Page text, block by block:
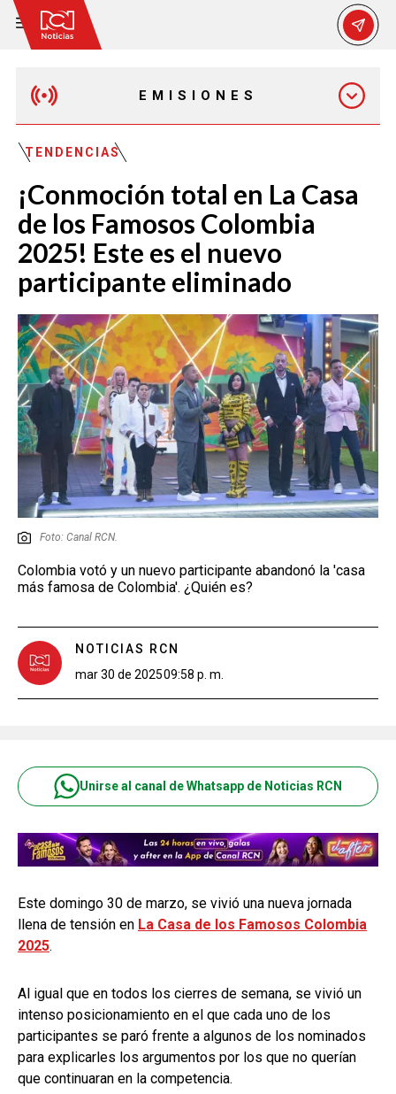
EMISIONES
MAÑANA EXPRESS
EMISIÓN 12:30 PM
EMISIÓN 7:00 PM
EMISIÓN 11:30 PM
TENDENCIAS
¡Conmoción total en La Casa
de los Famosos Colombia
2025! Este es el nuevo
participante eliminado
Foto: Canal RCN.
Colombia votó y un nuevo participante abandonó la 'casa
más famosa de Colombia'. ¿Quién es?
NOTICIAS RCN
mar 30 de 202509:58 p. m.
Unirse al canal de Whatsapp de Noticias RCN
Este domingo 30 de marzo, se vivió una nueva jornada
llena de tensión en La Casa de los Famosos Colombia
2025.
Al igual que en todos los cierres de semana, se vivió un
intenso posicionamiento en el que cada uno de los
participantes se paró frente a algunos de los nominados
para explicarles los argumentos por los que no querían
que continuaran en la competencia.